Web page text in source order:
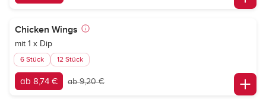
Chicken Wings
mit 1 x Dip
6 Stück 12 Stück
ab 8,74 € ab 9,20 €